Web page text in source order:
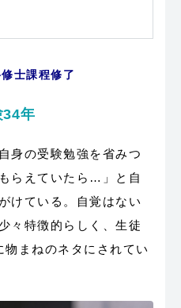
士課程修了
34年
身の受験勉強を省みつ
らえていたら…」と自
けている。自覚はない
々特徴的らしく、生徒
まねのネタにされてい